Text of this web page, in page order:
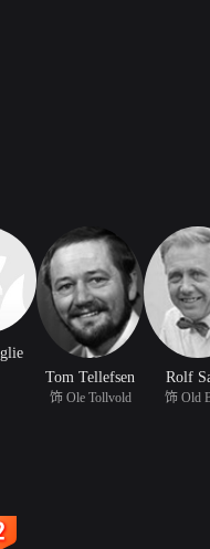
Tom Tellefsen
饰 Ole Tollvold
Rolf
饰 Old